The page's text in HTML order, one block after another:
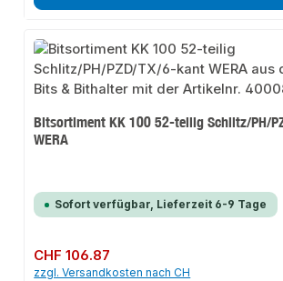
Bitsortiment KK 100 52-teilig Schlitz/PH/
WERA
Sofort verfügbar, Lieferzeit 6-9 Tage
Regulärer Preis:
CHF 106.87
zzgl. Versandkosten nach CH